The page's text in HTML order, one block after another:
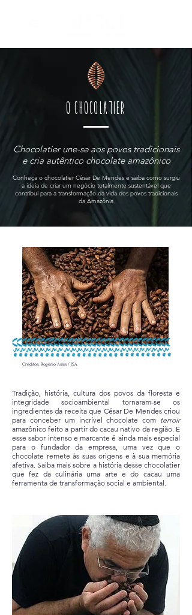
O chocolatier
Chocolatier une-se aos povos tradicionais
e cria autêntico chocolate amazônico
Conheça o chocolatier César De Mendes e saiba como surgiu
a ideia de criar um negócio totalmente sustentável que
contribui para a transformação da vida dos povos tradicionais
da Amazônia
Créditos: Rogério Assis / ISA
Tradição, história, cultura dos povos da floresta e
integridade socioambiental tornaram-se os
ingredientes da receita que César De Mendes criou
para conceber um incrível chocolate com terroir
amazônico feito a partir do cacau nativo da região. E
esse sabor intenso e marcante é ainda mais especial
para o fundador da empresa, uma vez que o
chocolate remete às suas origens e à sua memória
afetiva. Saiba mais sobre a história desse chocolatier
que fez da culinária uma arte e do cacau uma
ferramenta de transformação social e ambiental.